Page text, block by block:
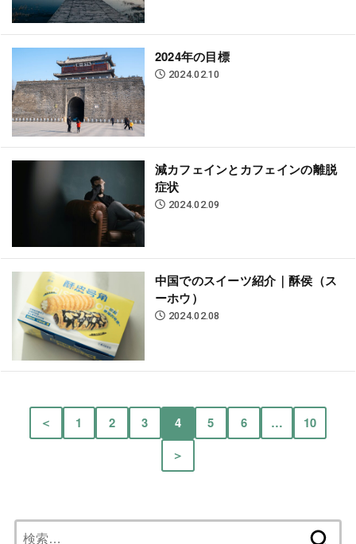
2024年の目標
2024.02.10
減カフェインとカフェインの離脱
症状
2024.02.09
中国でのスイーツ紹介｜酥侯（ス
ーホウ）
2024.02.08
＜ 1 2 3 4 5 6 …
10
＞